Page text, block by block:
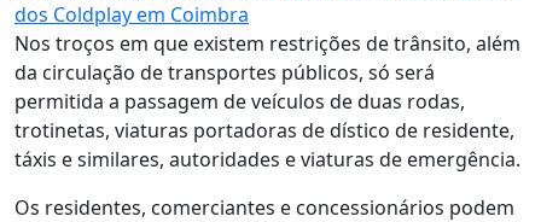
dos Coldplay em Coimbra
Nos troços em que existem restrições de trânsito, além
da circulação de transportes públicos, só será
permitida a passagem de veículos de duas rodas,
trotinetas, viaturas portadoras de dístico de residente,
táxis e similares, autoridades e viaturas de emergência.
Os residentes, comerciantes e concessionários podem